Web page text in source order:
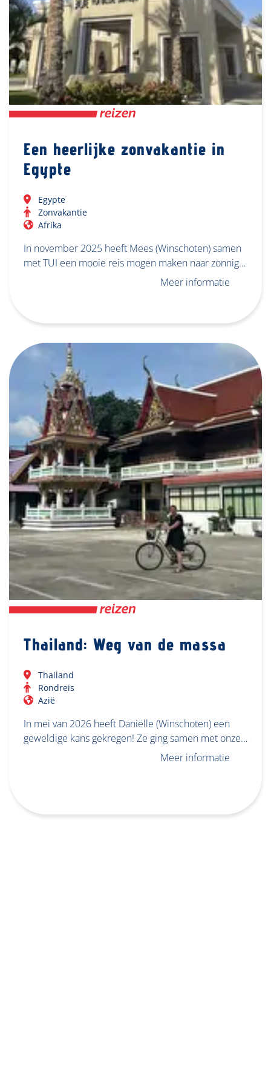
Een heerlijke zonvakantie in
Egypte
Egypte
Zonvakantie
Afrika
In november 2025 heeft Mees (Winschoten) samen
met TUI een mooie reis mogen maken naar zonnig…
Meer informatie
Thailand: Weg van de massa
Thailand
Rondreis
Azië
In mei van 2026 heeft Daniëlle (Winschoten) een
geweldige kans gekregen! Ze ging samen met onze…
Meer informatie